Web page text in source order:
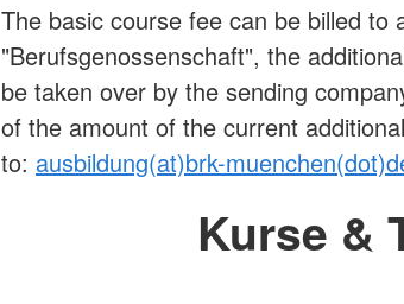
The basic course fee can be billed to
"Berufsgenossenschaft", the
be taken over by the sending
of the amount of the current
to: ausbildung(at)brk-
Kurse &